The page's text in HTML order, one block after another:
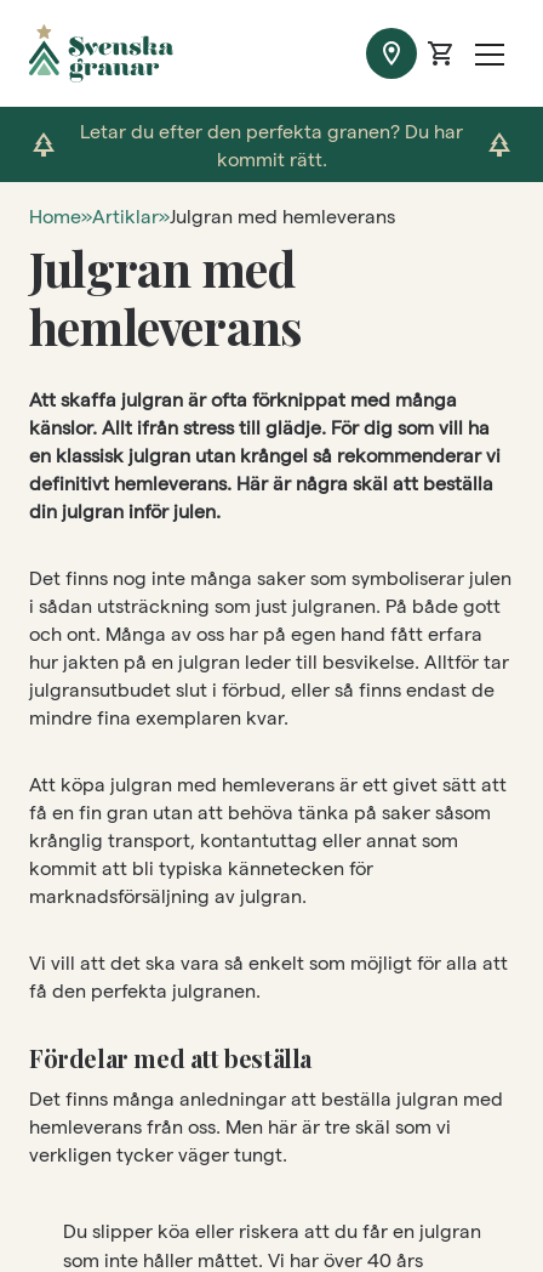
location_on shopping_cart
park
Letar du efter den perfekta granen? Du har
kommit rätt.
park
Home»Artiklar»Julgran med hemleverans
Julgran med
hemleverans
Att skaffa julgran är ofta förknippat med många
känslor. Allt ifrån stress till glädje. För dig som vill ha
en klassisk julgran utan krångel så rekommenderar vi
definitivt hemleverans. Här är några skäl att beställa
din julgran inför julen.
Det finns nog inte många saker som symboliserar julen
i sådan utsträckning som just julgranen. På både gott
och ont. Många av oss har på egen hand fått erfara
hur jakten på en julgran leder till besvikelse. Alltför tar
julgransutbudet slut i förbud, eller så finns endast de
mindre fina exemplaren kvar.
Att köpa julgran med hemleverans är ett givet sätt att
få en fin gran utan att behöva tänka på saker såsom
krånglig transport, kontantuttag eller annat som
kommit att bli typiska kännetecken för
marknadsförsäljning av julgran.
Vi vill att det ska vara så enkelt som möjligt för alla att
få den perfekta julgranen.
Fördelar med att beställa
Det finns många anledningar att beställa julgran med
hemleverans från oss. Men här är tre skäl som vi
verkligen tycker väger tungt.
Du slipper köa eller riskera att du får en julgran
som inte håller måttet. Vi har över 40 års